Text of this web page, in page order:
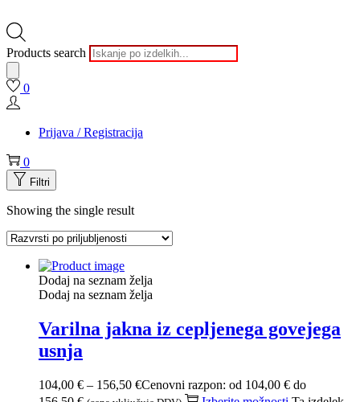
Products search
0
Prijava / Registracija
0
Filtri
Showing the single result
Dodaj na seznam želja
Dodaj na seznam želja
Varilna jakna iz cepljenega govejega
usnja
104,00 € – 156,50 €Cenovni razpon: od 104,00 € do